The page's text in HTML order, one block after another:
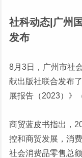
社科动态|广州
发布
8月3日，广州市社
献出版社联合发布
展报告（2023）》
商贸蓝皮书指出，
控和商贸发展，消
社会消费品零售总